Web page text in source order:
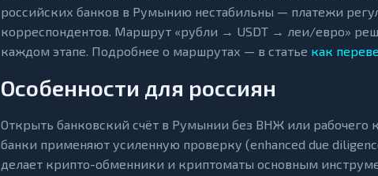
российских банков в Румынию нестабильны — платежи
корреспондентов. Маршрут «рубли → USDT → леи/евро»
каждом этапе. Подробнее о маршрутах — в статье как
Особенности для россиян
Открыть банковский счёт в Румынии без ВНЖ или рабочего
банки применяют усиленную проверку (enhanced due
делает крипто-обменники и криптоматы основным